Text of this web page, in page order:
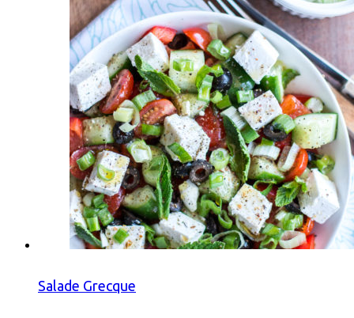
Salade Grecque